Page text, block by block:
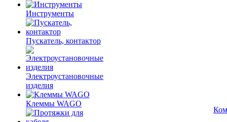
Инструменты
Пускатель, контактор
Электроустановочные
изделия
Клеммы WAGO